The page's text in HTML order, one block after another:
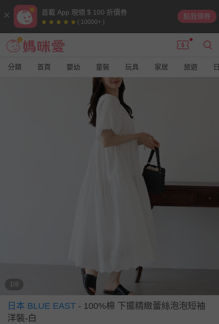
首載 App 現領 $ 100 折價券
( 10000+ )
點我領券
分類 首頁 嬰幼 童裝 玩具 家居 旅遊
1/8
日本 BLUE EAST - 100%棉 下擺精緻蕾絲泡泡短袖
洋裝-白